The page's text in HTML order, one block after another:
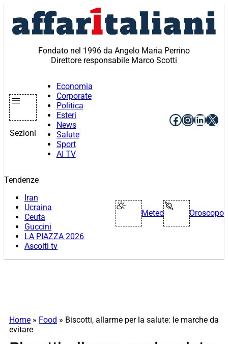
contenuto
Fondato nel 1996 da Angelo Maria Perrino
Direttore responsabile Marco Scotti
Sezioni
Economia
Corporate
Politica
Esteri
News
Salute
Sport
AI TV
Facebook
X
Tendenze
Iran
Ucraina
Ceuta
Guccini
LA PIAZZA 2026
Ascolti tv
Meteo Oroscopo
Home » Food » Biscotti, allarme per la salute: le marche da
evitare